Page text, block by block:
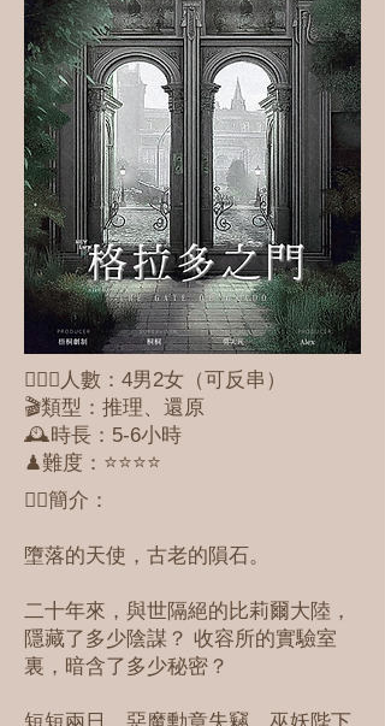
🕵🏻‍♀人數：4男2女（可反串）
🎬類型：推理、還原
🕰時長：5-6小時
♟難度：⭐⭐⭐⭐
✍🏼簡介：
墮落的天使，古老的隕石。
二十年來，與世隔絕的比莉爾大陸，
隱藏了多少陰謀？ 收容所的實驗室
裏，暗含了多少秘密？